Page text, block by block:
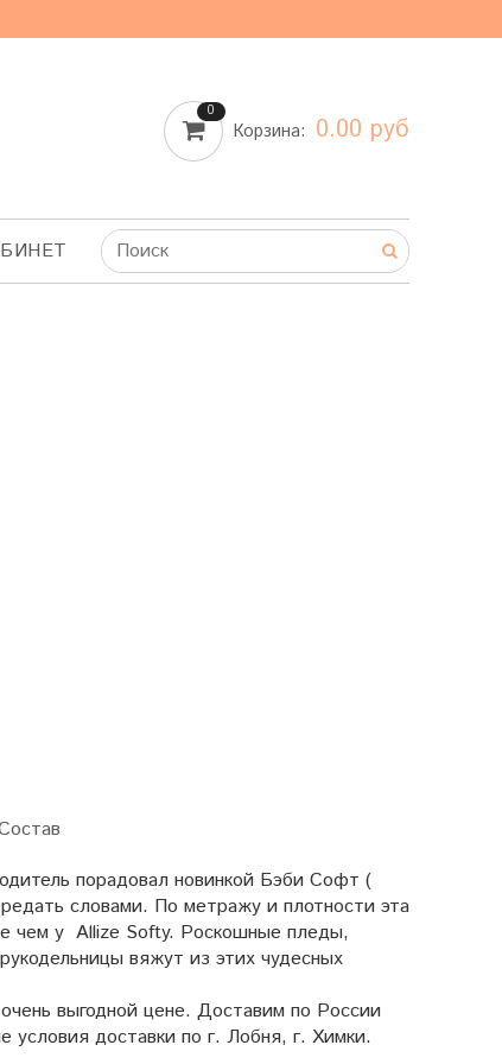
0
Корзина: 0.00 руб
порадовал новинкой Бэби Софт (
словами. По метражу и плотности эта
чем у Allize Softy. Роскошные пледы,
вяжут из этих чудесных
выгодной цене. Доставим по России
доставки по г. Лобня, г. Химки.